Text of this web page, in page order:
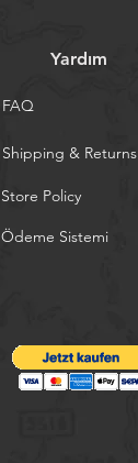
Yardım
FAQ
Shipping & Returns
Store Policy
Ödeme Sistemi